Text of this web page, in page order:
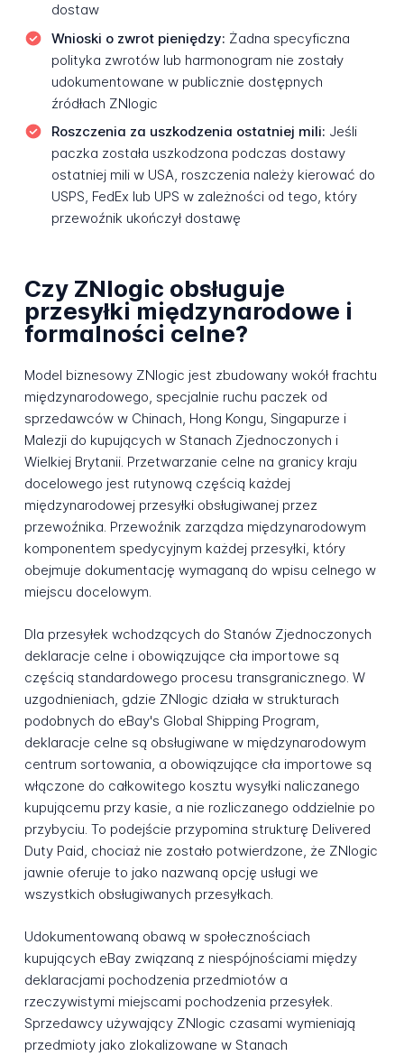
dostaw
Wnioski o zwrot pieniędzy: Żadna specyficzna
polityka zwrotów lub harmonogram nie zostały
udokumentowane w publicznie dostępnych
źródłach ZNlogic
Roszczenia za uszkodzenia ostatniej mili: Jeśli
paczka została uszkodzona podczas dostawy
ostatniej mili w USA, roszczenia należy kierować do
USPS, FedEx lub UPS w zależności od tego, który
przewoźnik ukończył dostawę
Czy ZNlogic obsługuje
przesyłki międzynarodowe i
formalności celne?
Model biznesowy ZNlogic jest zbudowany wokół frachtu
międzynarodowego, specjalnie ruchu paczek od
sprzedawców w Chinach, Hong Kongu, Singapurze i
Malezji do kupujących w Stanach Zjednoczonych i
Wielkiej Brytanii. Przetwarzanie celne na granicy kraju
docelowego jest rutynową częścią każdej
międzynarodowej przesyłki obsługiwanej przez
przewoźnika. Przewoźnik zarządza międzynarodowym
komponentem spedycyjnym każdej przesyłki, który
obejmuje dokumentację wymaganą do wpisu celnego w
miejscu docelowym.
Dla przesyłek wchodzących do Stanów Zjednoczonych
deklaracje celne i obowiązujące cła importowe są
częścią standardowego procesu transgranicznego. W
uzgodnieniach, gdzie ZNlogic działa w strukturach
podobnych do eBay's Global Shipping Program,
deklaracje celne są obsługiwane w międzynarodowym
centrum sortowania, a obowiązujące cła importowe są
włączone do całkowitego kosztu wysyłki naliczanego
kupującemu przy kasie, a nie rozliczanego oddzielnie po
przybyciu. To podejście przypomina strukturę Delivered
Duty Paid, chociaż nie zostało potwierdzone, że ZNlogic
jawnie oferuje to jako nazwaną opcję usługi we
wszystkich obsługiwanych przesyłkach.
Udokumentowaną obawą w społecznościach
kupujących eBay związaną z niespójnościami między
deklaracjami pochodzenia przedmiotów a
rzeczywistymi miejscami pochodzenia przesyłek.
Sprzedawcy używający ZNlogic czasami wymieniają
przedmioty jako zlokalizowane w Stanach